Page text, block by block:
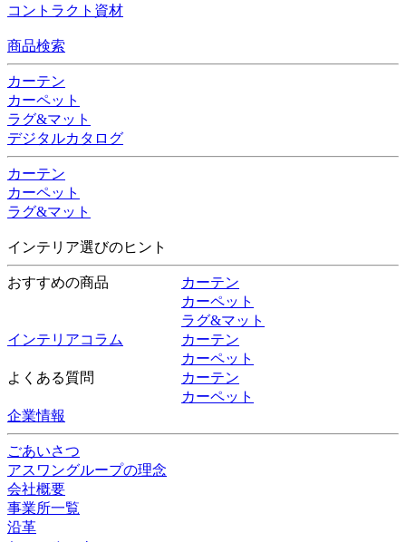
コントラクト資材
商品検索
カーテン
カーペット
ラグ&マット
デジタルカタログ
カーテン
カーペット
ラグ&マット
インテリア選びのヒント
おすすめの商品
カーテン
カーペット
ラグ&マット
インテリアコラム
カーテン
カーペット
よくある質問
カーテン
カーペット
企業情報
ごあいさつ
アスワングループの理念
会社概要
事業所一覧
沿革